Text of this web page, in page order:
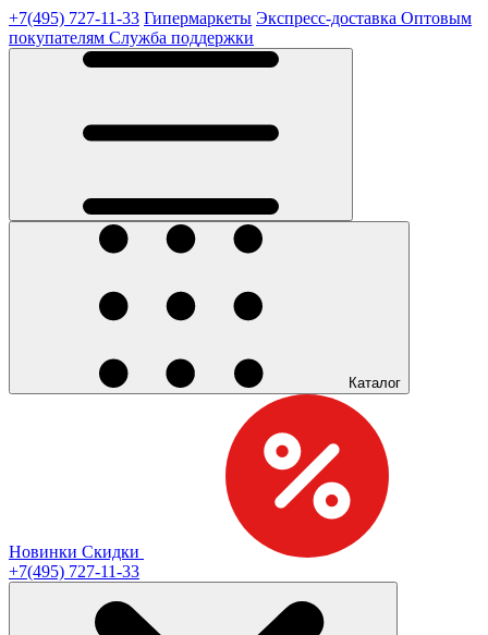
+7(495) 727-11-33 Гипермаркеты Экспресс-доставка Оптовым
покупателям Служба поддержки
Каталог
Новинки Скидки
+7(495) 727-11-33